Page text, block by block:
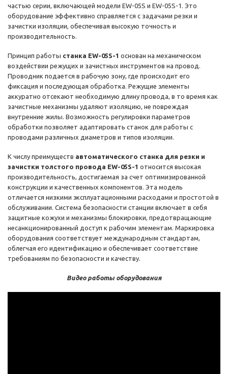
частью серии, включающей модели EW-05S и EW-05S-1. Это
оборудование эффективно справляется с задачами резки и
зачистки изоляции, обеспечивая высокую точность и
производительность.
Принцип работы станка EW-05S-1 основан на механическом
воздействии режущих и зачистных инструментов на провод.
Проводник подается в рабочую зону, где происходит его
фиксация и последующая обработка. Режущие элементы
аккуратно отсекают необходимую длину провода, в то время как
зачистные механизмы удаляют изоляцию, не повреждая
внутренние жилы. Возможность регулировки параметров
обработки позволяет адаптировать станок для работы с
проводами различных диаметров и типов изоляции.
К числу преимуществ автоматического станка для резки и
зачистки толстого провода EW-05S-1 относится высокая
производительность, достигаемая за счет оптимизированной
конструкции и качественных компонентов. Эта модель
отличается низкими эксплуатационными расходами и простотой в
обслуживании. Система безопасности станции включает в себя
защитные кожухи и механизмы блокировки, предотвращающие
несанкционированный доступ к рабочим элементам. Маркировка
оборудования соответствует международным стандартам,
облегчая его идентификацию и обеспечивает соответствие
требованиям по безопасности и качеству.
Видео работы оборудования